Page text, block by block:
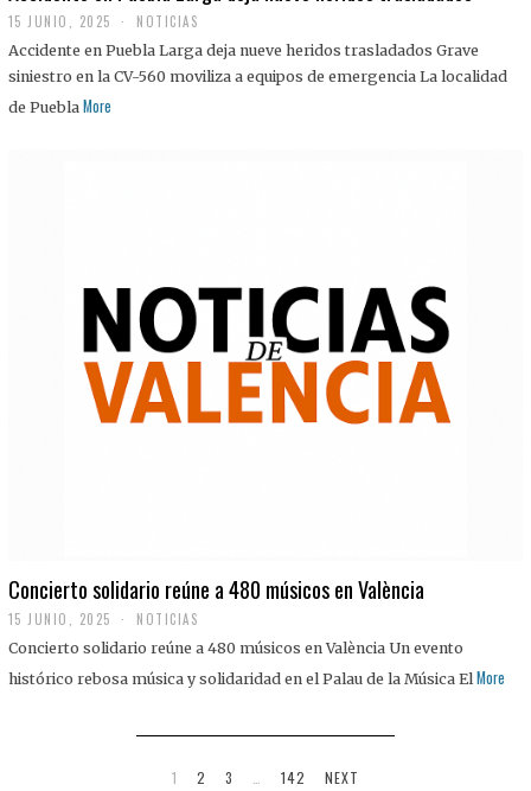
15 JUNIO, 2025 NOTICIAS
Accidente en Puebla Larga deja nueve heridos trasladados Grave
siniestro en la CV-560 moviliza a equipos de emergencia La localidad
de Puebla More
Concierto solidario reúne a 480 músicos en València
15 JUNIO, 2025 NOTICIAS
Concierto solidario reúne a 480 músicos en València Un evento
histórico rebosa música y solidaridad en el Palau de la Música El More
1 2 3 142 NEXT